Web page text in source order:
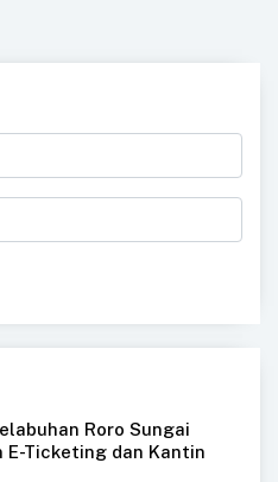
Roro Sungai
E-Ticketing dan Kantin